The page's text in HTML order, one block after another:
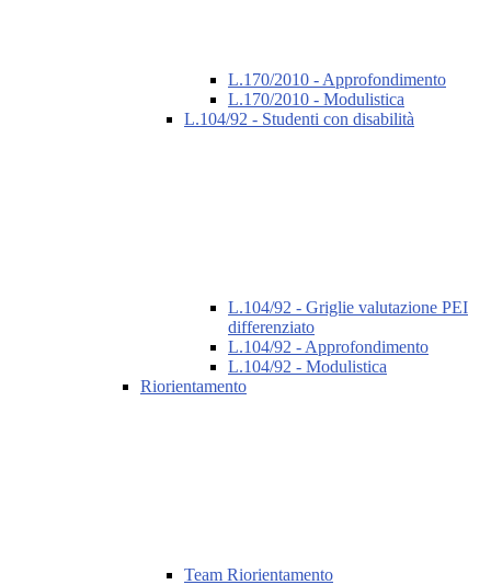
L.170/2010 - Approfondimento
L.170/2010 - Modulistica
L.104/92 - Studenti con disabilità
L.104/92 - Griglie valutazione PEI
differenziato
L.104/92 - Approfondimento
L.104/92 - Modulistica
Riorientamento
Team Riorientamento